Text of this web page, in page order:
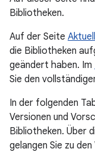
Bibliotheken.
Auf der Seite
die Bibliotheken
geändert haben. Im
Sie den
In der folgenden
Versionen und
Bibliotheken. Über
gelangen Sie zu